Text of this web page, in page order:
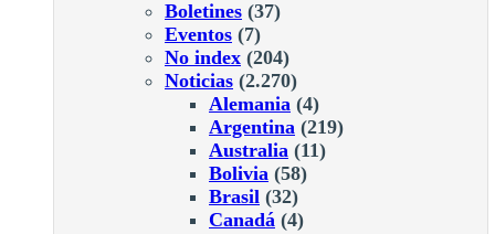
Boletines (37)
Eventos (7)
No index (204)
Noticias (2.270)
Alemania (4)
Argentina (219)
Australia (11)
Bolivia (58)
Brasil (32)
Canadá (4)